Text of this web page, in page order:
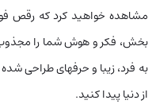
مشاهده خواهید کرد که رقص
بخش، فکر و هوش شما را
به فرد، زیبا و حرفهای طراحی
از دنیا پیدا کنید.